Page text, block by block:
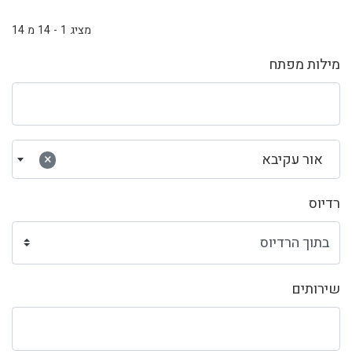
מילות מפתח
× אור עקיבא
רדיוס
שירותים
מציג 1 - 14 מ 14